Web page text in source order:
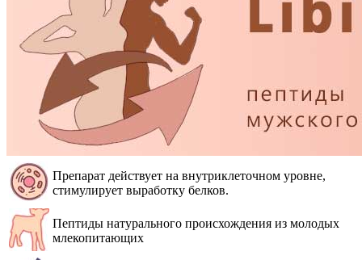
Препарат действует на внутриклеточном уровне,
стимулирует выработку белков.
Пептиды натурального происхождения из молодых
млекопитающих